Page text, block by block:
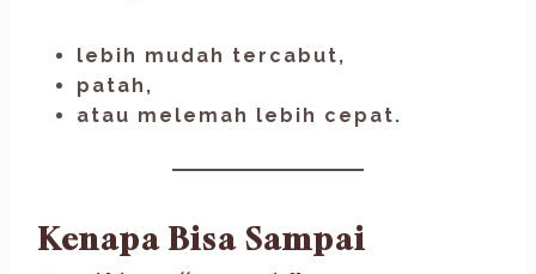
lebih mudah tercabut,
patah,
atau melemah lebih cepat.
Kenapa Bisa Sampai